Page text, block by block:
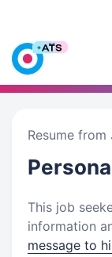
Resume
This job
information
message to